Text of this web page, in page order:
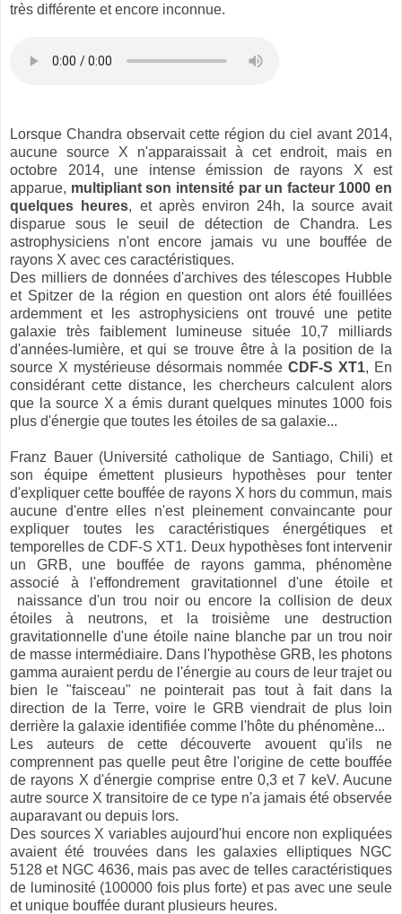
très différente et encore inconnue.
Lorsque Chandra observait cette région du ciel avant 2014,
aucune source X n'apparaissait à cet endroit, mais en
octobre 2014, une intense émission de rayons X est
apparue, multipliant son intensité par un facteur 1000 en
quelques heures, et après environ 24h, la source avait
disparue sous le seuil de détection de Chandra. Les
astrophysiciens n'ont encore jamais vu une bouffée de
rayons X avec ces caractéristiques.
Des milliers de données d'archives des télescopes Hubble
et Spitzer de la région en question ont alors été fouillées
ardemment et les astrophysiciens ont trouvé une petite
galaxie très faiblement lumineuse située 10,7 milliards
d'années-lumière, et qui se trouve être à la position de la
source X mystérieuse désormais nomméeCDF-S XT1, En
considérant cette distance, les chercheurs calculent alors
que la source X a émis durant quelques minutes 1000 fois
plus d'énergie que toutes les étoiles de sa galaxie...
Franz Bauer (Université catholique de Santiago, Chili) et
son équipe émettent plusieurs hypothèses pour tenter
d'expliquer cette bouffée de rayons X hors du commun, mais
aucune d'entre elles n'est pleinement convaincante pour
expliquer toutes les caractéristiques énergétiques et
temporelles de CDF-S XT1. Deux hypothèses font intervenir
un GRB, une bouffée de rayons gamma, phénomène
associé à l'effondrement gravitationnel d'une étoile et
naissance d'un trou noir ou encore la collision de deux
étoiles à neutrons, et la troisième une destruction
gravitationnelle d'une étoile naine blanche par un trou noir
de masse intermédiaire. Dans l'hypothèse GRB, les photons
gamma auraient perdu de l'énergie au cours de leur trajet ou
bien le "faisceau" ne pointerait pas tout à fait dans la
direction de la Terre, voire le GRB viendrait de plus loin
derrière la galaxie identifiée comme l'hôte du phénomène...
Les auteurs de cette découverte avouent qu'ils ne
comprennent pas quelle peut être l'origine de cette bouffée
de rayons X d'énergie comprise entre 0,3 et 7 keV. Aucune
autre source X transitoire de ce type n'a jamais été observée
auparavant ou depuis lors.
Des sources X variables aujourd'hui encore non expliquées
avaient été trouvées dans les galaxies elliptiques NGC
5128 et NGC 4636, mais pas avec de telles caractéristiques
de luminosité (100000 fois plus forte) et pas avec une seule
et unique bouffée durant plusieurs heures.